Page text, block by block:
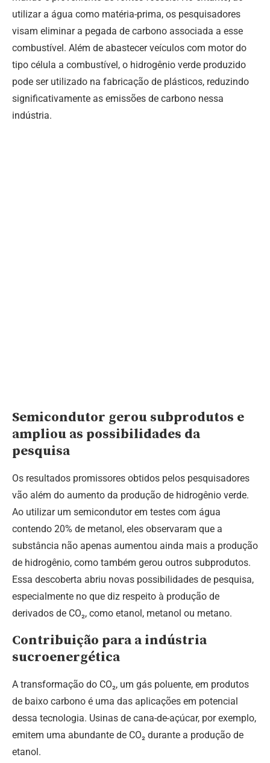
utilizar a água como matéria-prima, os pesquisadores
visam eliminar a pegada de carbono associada a esse
combustível. Além de abastecer veículos com motor do
tipo célula a combustível, o hidrogênio verde produzido
pode ser utilizado na fabricação de plásticos, reduzindo
significativamente as emissões de carbono nessa
indústria.
Semicondutor gerou subprodutos e
ampliou as possibilidades da
pesquisa
Os resultados promissores obtidos pelos pesquisadores
vão além do aumento da produção de hidrogênio verde.
Ao utilizar um semicondutor em testes com água
contendo 20% de metanol, eles observaram que a
substância não apenas aumentou ainda mais a produção
de hidrogênio, como também gerou outros subprodutos.
Essa descoberta abriu novas possibilidades de pesquisa,
especialmente no que diz respeito à produção de
derivados de CO₂, como etanol, metanol ou metano.
Contribuição para a indústria
sucroenergética
A transformação do CO₂, um gás poluente, em produtos
de baixo carbono é uma das aplicações em potencial
dessa tecnologia. Usinas de cana-de-açúcar, por exemplo,
emitem uma abundante de CO₂ durante a produção de
etanol.